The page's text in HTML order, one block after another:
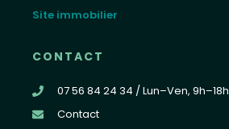
Site immobilier
CONTACT
07 56 84 24 34 / Lun–Ven, 9h–18h
Contact